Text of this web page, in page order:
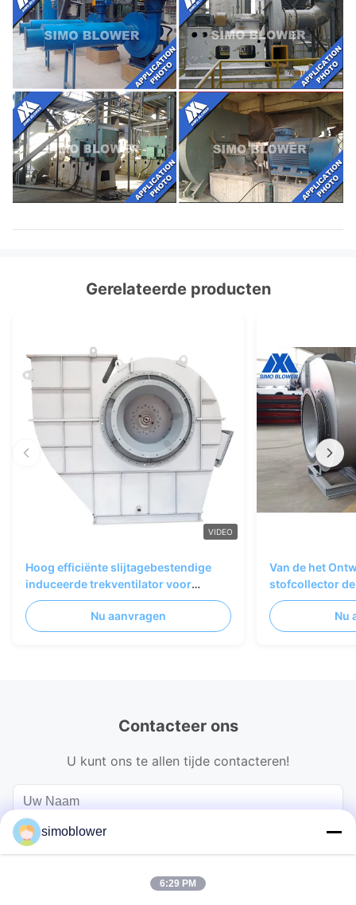
Gerelateerde producten
VIDEO
Hoog efficiënte slijtagebestendige
induceerde trekventilator voor
industriële ketelsystemen
Nu aanvragen
Van de het
stofcollector
zwaar werk
Nu
Contacteer ons
U kunt ons te allen tijde contacteren!
simoblower
6:29 PM